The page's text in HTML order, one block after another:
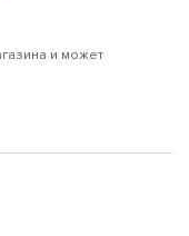
и может